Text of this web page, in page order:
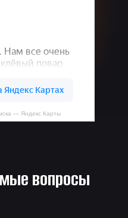
— Яндекс Карты
вопросы